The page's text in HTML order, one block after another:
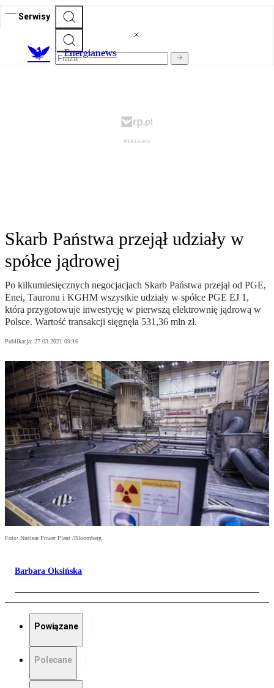
Serwisy
Energianews
Skarb Państwa przejął udziały w
spółce jądrowej
Po kilkumiesięcznych negocjacjach Skarb Państwa przejął od PGE,
Enei, Tauronu i KGHM wszystkie udziały w spółce PGE EJ 1,
która przygotowuje inwestycję w pierwszą elektrownię jądrową w
Polsce. Wartość transakcji sięgnęła 531,36 mln zł.
Publikacja: 27.03.2021 09:16
Foto: Nuclear Power Plant /Bloomberg
Barbara Oksińska
Powiązane
Polecane